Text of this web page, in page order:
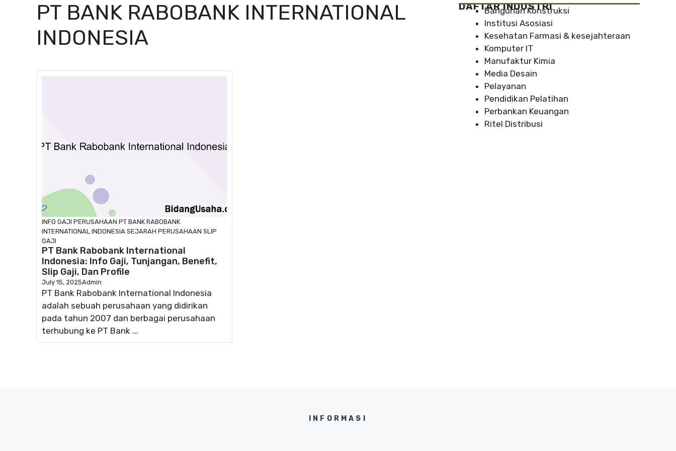
PT BANK RABOBANK INTERNATIONAL
INDONESIA
INFO GAJI PERUSAHAAN PT BANK RABOBANK
INTERNATIONAL INDONESIA SEJARAH PERUSAHAAN SLIP
GAJI
PT Bank Rabobank International
Indonesia: Info Gaji, Tunjangan, Benefit,
Slip Gaji, Dan Profile
July 15, 2025Admin
PT Bank Rabobank International Indonesia
adalah sebuah perusahaan yang didirikan
pada tahun 2007 dan berbagai perusahaan
terhubung ke PT Bank ...
DAFTAR INDUSTRI
Bangunan Konstruksi
Institusi Asosiasi
Kesehatan Farmasi & kesejahteraan
Komputer IT
Manufaktur Kimia
Media Desain
Pelayanan
Pendidikan Pelatihan
Perbankan Keuangan
Ritel Distribusi
INFORMASI